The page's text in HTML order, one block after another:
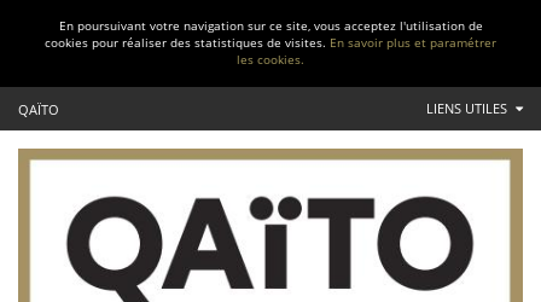
En poursuivant votre navigation sur ce site, vous acceptez l'utilisation de
cookies pour réaliser des statistiques de visites. En savoir plus et paramétrer
les cookies.
QAÏTO LIENS UTILES